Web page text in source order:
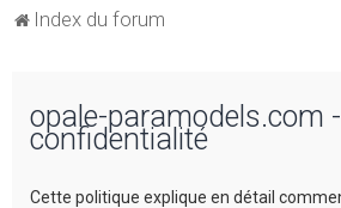
Index du forum
opale-paramodels.com
confidentialité
Cette politique explique en détail